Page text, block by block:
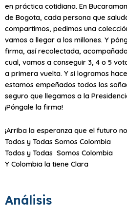
en práctica cotidiana. En
de Bogota, cada persona que
compartimos, pedimos una
vamos a llegar a los millones. Y
firma, así recolectada,
cual, vamos a conseguir 3, 4 o 5
a primera vuelta. Y si logramos
estamos empeñados todos los
seguro que llegamos a la
¡Póngale la firma!
¡Arriba la esperanza que el futuro
Todos y Todas Somos Colombia
Todos y Todas Somos Colombia
Y Colombia la tiene Clara
Análisis